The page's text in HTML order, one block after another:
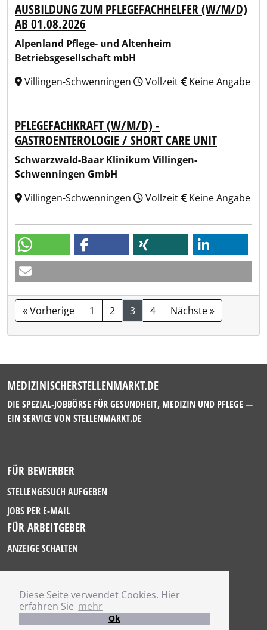
Diese Seite verwendet Cookies. Hier
erfahren Sie mehr
Ok
AUSBILDUNG ZUM PFLEGEFACHHELFER (W/M/D)
AB 01.08.2026
Alpenland Pflege- und Altenheim
Betriebsgesellschaft mbH
Villingen-Schwenningen
Vollzeit Keine Angabe
PFLEGEFACHKRAFT (W/M/D) -
GASTROENTEROLOGIE / SHORT CARE UNIT
Schwarzwald-Baar Klinikum Villingen-
Schwenningen GmbH
Villingen-Schwenningen
Vollzeit Keine Angabe
« Vorherige 1 2 3 4 Nächste »
MEDIZINISCHERSTELLENMARKT.DE
DIE SPEZIAL-JOBBÖRSE FÜR GESUNDHEIT, MEDIZIN UND PFLEGE —
EIN SERVICE VON STELLENMARKT.DE
FÜR BEWERBER
STELLENGESUCH AUFGEBEN
JOBS PER E-MAIL
FÜR ARBEITGEBER
ANZEIGE SCHALTEN
IMPRESSUM
DATENSCHUTZ